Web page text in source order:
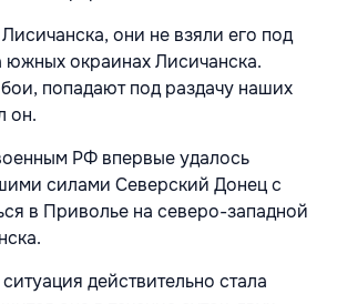
они не взяли его под
южных окраинах Лисичанска.
попадают под раздачу наших
он.
РФ впервые удалось
силами Северский Донец с
в Приволье на северо-западной
действительно стала